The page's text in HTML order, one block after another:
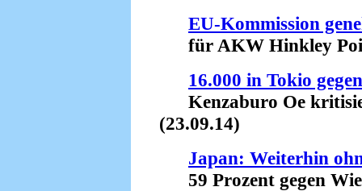
EU-Kommission
für AKW Hinkley
16.000 in Tokio
Kenzaburo Oe
(23.09.14)
Japan: Weiterhin
59 Prozent gegen